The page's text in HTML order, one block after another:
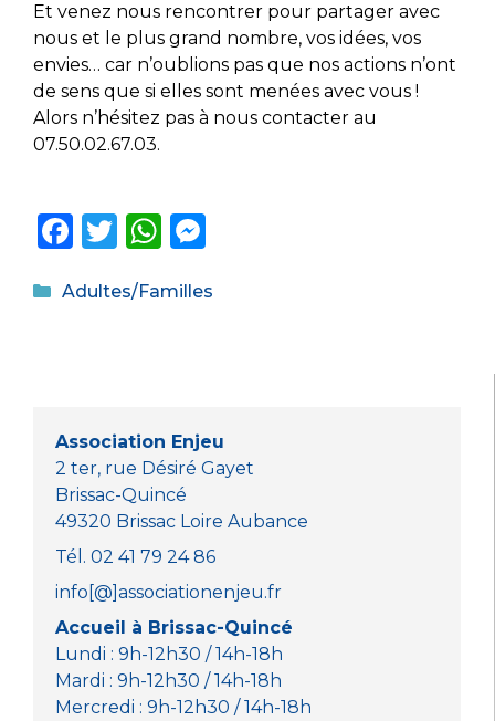
Et venez nous rencontrer pour partager avec
nous et le plus grand nombre, vos idées, vos
envies… car n’oublions pas que nos actions n’ont
de sens que si elles sont menées avec vous !
Alors n’hésitez pas à nous contacter au
07.50.02.67.03.
F
c
o
k
T
it
W
a
p
ss
er
Catégories
Adultes/Familles
Association Enjeu
2 ter, rue Désiré Gayet
Brissac-Quincé
49320 Brissac Loire Aubance
Tél. 02 41 79 24 86
info[@]associationenjeu.fr
Accueil à Brissac-Quincé
Lundi : 9h-12h30 / 14h-18h
Mardi : 9h-12h30 / 14h-18h
Mercredi : 9h-12h30 / 14h-18h